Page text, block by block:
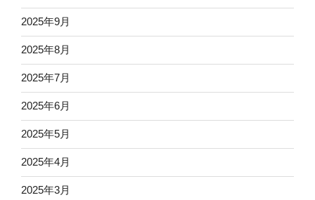
2025年9月
2025年8月
2025年7月
2025年6月
2025年5月
2025年4月
2025年3月